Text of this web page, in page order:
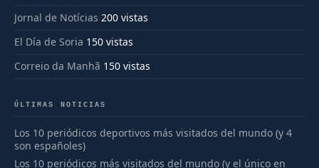
Jornal de Notícias 200 vistas
El Día de Soria 150 vistas
Correio da Manhã 150 vistas
ÚLTIMAS NOTICIAS
Los 10 periódicos deportivos más visitados del mundo (y 4
son españoles)
Los 10 periódicos más visitados del mundo (y el único en